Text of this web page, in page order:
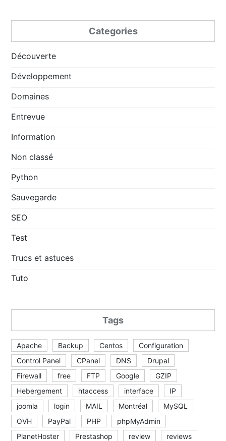
Categories
Découverte
Développement
Domaines
Entrevue
Information
Non classé
Python
Sauvegarde
SEO
Test
Trucs et astuces
Tuto
Tags
Apache Backup Centos
Configuration
Control Panel
CPanel DNS
Drupal
Firewall
free FTP Google
GZIP
Hebergement
htaccess interface
IP
joomla
login MAIL Montréal
MySQL
OVH
PayPal PHP
phpMyAdmin
PlanetHoster
Prestashop review
reviews